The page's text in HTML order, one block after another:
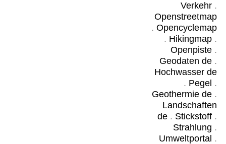
Verkehr.
Openstreetmap
. Opencyclemap
. Hikingmap.
Openpiste.
Geodaten de.
Hochwasser de
. Pegel .
Geothermie de.
Landschaften
de. Stickstoff.
Strahlung .
Umweltportal .